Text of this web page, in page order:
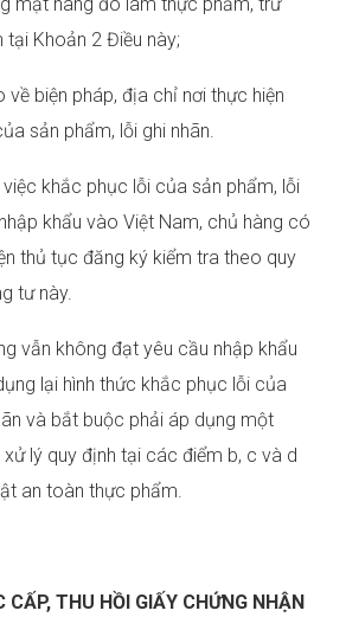
tại Khoản 2 Điều này;
biện pháp, địa chỉ nơi thực hiện
sản phẩm, lỗi ghi nhãn.
việc khắc phục lỗi của sản phẩm, lỗi
khẩu vào Việt Nam, chủ hàng có
thủ tục đăng ký kiểm tra theo quy
tư này.
vẫn không đạt yêu cầu nhập khẩu
lại hình thức khắc phục lỗi của
và bắt buộc phải áp dụng một
lý quy định tại các điểm b, c và d
an toàn thực phẩm.
CẤP, THU HỒI GIẤY CHỨNG NHẬN